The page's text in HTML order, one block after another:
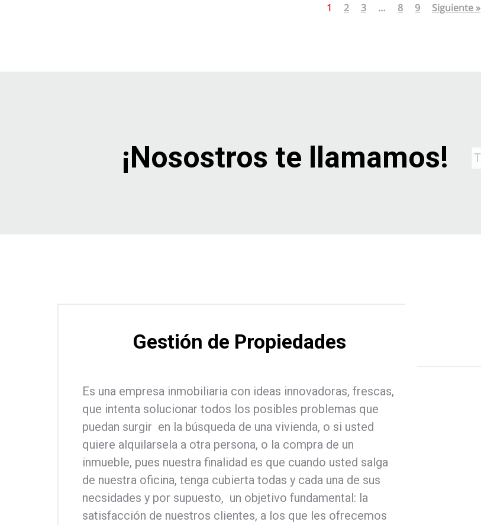
1 2 3 … 8 9 Siguiente »
¡Nosostros te llamamos!
Gestión de Propiedades
Es una empresa inmobiliaria con ideas innovadoras, frescas,
que intenta solucionar todos los posibles problemas que
puedan surgir en la búsqueda de una vivienda, o si usted
quiere alquilarsela a otra persona, o la compra de un
inmueble, pues nuestra finalidad es que cuando usted salga
de nuestra oficina, tenga cubierta todas y cada una de sus
necsidades y por supuesto, un objetivo fundamental: la
satisfacción de nuestros clientes, a los que les ofrecemos